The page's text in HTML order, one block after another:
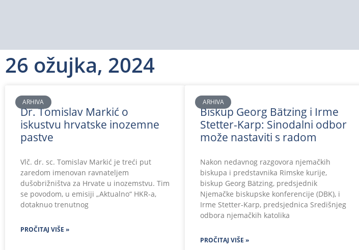
26 ožujka, 2024
ARHIVA
Dr. Tomislav Markić o
iskustvu hrvatske inozemne
pastve
Vlč. dr. sc. Tomislav Markić je treći put
zaredom imenovan ravnateljem
dušobrižništva za Hrvate u inozemstvu. Tim
se povodom, u emisiji „Aktualno“ HKR-a,
dotaknuo trenutnog
PROČITAJ VIŠE »
ARHIVA
Biskup Georg Bätzing i Irme
Stetter-Karp: Sinodalni odbor
može nastaviti s radom
Nakon nedavnog razgovora njemačkih
biskupa i predstavnika Rimske kurije,
biskup Georg Bätzing, predsjednik
Njemačke biskupske konferencije (DBK), i
Irme Stetter-Karp, predsjednica Središnjeg
odbora njemačkih katolika
PROČITAJ VIŠE »